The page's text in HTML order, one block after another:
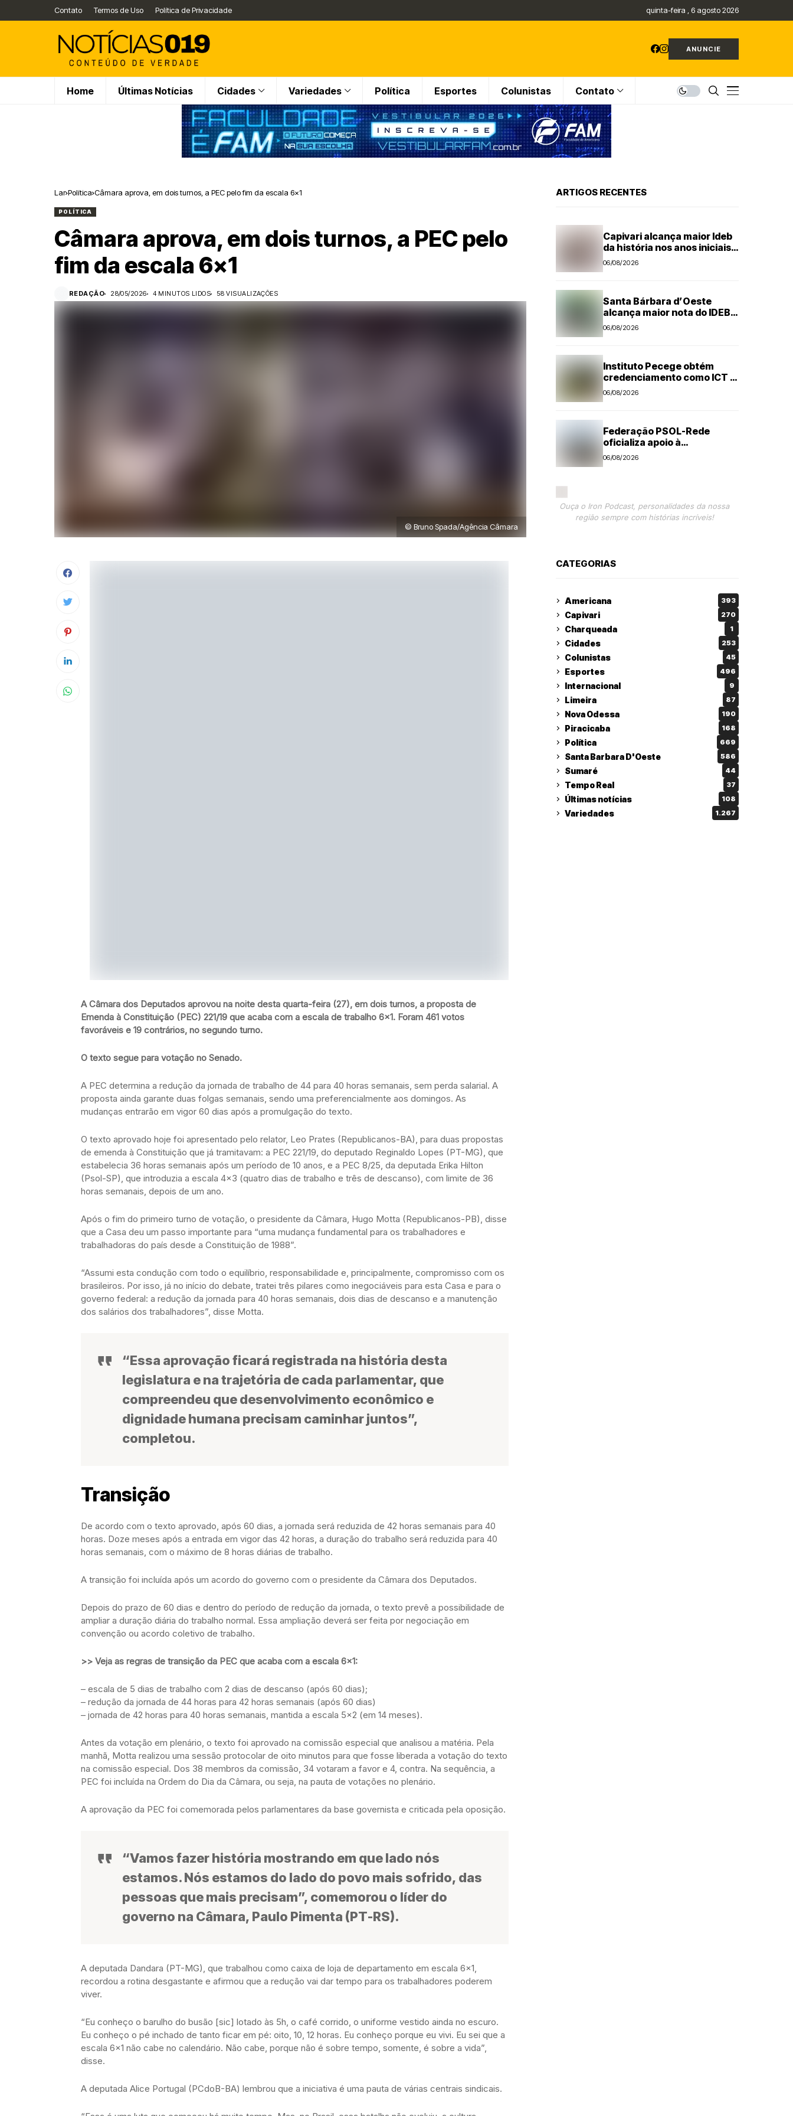
Contato Termos de Uso Política de Privacidade quinta-feira , 6 agosto 2026
ANUNCIE
Home Últimas Notícias Cidades Variedades Política Esportes Colunistas Contato
Lar Política Câmara aprova, em dois turnos, a PEC pelo fim da escala 6×1
POLÍTICA
Câmara aprova, em dois turnos, a PEC pelo
fim da escala 6×1
REDAÇÃO 28/05/2026 4 MINUTOS LIDOS 58 VISUALIZAÇÕES
© Bruno Spada/Agência Câmara
A Câmara dos Deputados aprovou na noite desta quarta-feira (27), em dois turnos, a proposta de
Emenda à Constituição (PEC) 221/19 que acaba com a escala de trabalho 6×1. Foram 461 votos
favoráveis e 19 contrários, no segundo turno.
O texto segue para votação no Senado.
A PEC determina a redução da jornada de trabalho de 44 para 40 horas semanais, sem perda salarial. A
proposta ainda garante duas folgas semanais, sendo uma preferencialmente aos domingos. As
mudanças entrarão em vigor 60 dias após a promulgação do texto.
O texto aprovado hoje foi apresentado pelo relator, Leo Prates (Republicanos-BA), para duas propostas
de emenda à Constituição que já tramitavam: a PEC 221/19, do deputado Reginaldo Lopes (PT-MG), que
estabelecia 36 horas semanais após um período de 10 anos, e a PEC 8/25, da deputada Erika Hilton
(Psol-SP), que introduzia a escala 4×3 (quatro dias de trabalho e três de descanso), com limite de 36
horas semanais, depois de um ano.
Após o fim do primeiro turno de votação, o presidente da Câmara, Hugo Motta (Republicanos-PB), disse
que a Casa deu um passo importante para “uma mudança fundamental para os trabalhadores e
trabalhadoras do país desde a Constituição de 1988”.
“Assumi esta condução com todo o equilíbrio, responsabilidade e, principalmente, compromisso com os
brasileiros. Por isso, já no início do debate, tratei três pilares como inegociáveis para esta Casa e para o
governo federal: a redução da jornada para 40 horas semanais, dois dias de descanso e a manutenção
dos salários dos trabalhadores”, disse Motta.
“Essa aprovação ficará registrada na história desta
legislatura e na trajetória de cada parlamentar, que
compreendeu que desenvolvimento econômico e
dignidade humana precisam caminhar juntos”,
completou.
Transição
De acordo com o texto aprovado, após 60 dias, a jornada será reduzida de 42 horas semanais para 40
horas. Doze meses após a entrada em vigor das 42 horas, a duração do trabalho será reduzida para 40
horas semanais, com o máximo de 8 horas diárias de trabalho.
A transição foi incluída após um acordo do governo com o presidente da Câmara dos Deputados.
Depois do prazo de 60 dias e dentro do período de redução da jornada, o texto prevê a possibilidade de
ampliar a duração diária do trabalho normal. Essa ampliação deverá ser feita por negociação em
convenção ou acordo coletivo de trabalho.
>> Veja as regras de transição da PEC que acaba com a escala 6×1:
– escala de 5 dias de trabalho com 2 dias de descanso (após 60 dias);
– redução da jornada de 44 horas para 42 horas semanais (após 60 dias)
– jornada de 42 horas para 40 horas semanais, mantida a escala 5×2 (em 14 meses).
Antes da votação em plenário, o texto foi aprovado na comissão especial que analisou a matéria. Pela
manhã, Motta realizou uma sessão protocolar de oito minutos para que fosse liberada a votação do texto
na comissão especial. Dos 38 membros da comissão, 34 votaram a favor e 4, contra. Na sequência, a
PEC foi incluída na Ordem do Dia da Câmara, ou seja, na pauta de votações no plenário.
A aprovação da PEC foi comemorada pelos parlamentares da base governista e criticada pela oposição.
“Vamos fazer história mostrando em que lado nós
estamos. Nós estamos do lado do povo mais sofrido, das
pessoas que mais precisam”, comemorou o líder do
governo na Câmara, Paulo Pimenta (PT-RS).
A deputada Dandara (PT-MG), que trabalhou como caixa de loja de departamento em escala 6×1,
recordou a rotina desgastante e afirmou que a redução vai dar tempo para os trabalhadores poderem
viver.
“Eu conheço o barulho do busão [sic] lotado às 5h, o café corrido, o uniforme vestido ainda no escuro.
Eu conheço o pé inchado de tanto ficar em pé: oito, 10, 12 horas. Eu conheço porque eu vivi. Eu sei que a
escala 6×1 não cabe no calendário. Não cabe, porque não é sobre tempo, somente, é sobre a vida”,
disse.
A deputada Alice Portugal (PCdoB-BA) lembrou que a iniciativa é uma pauta de várias centrais sindicais.
ARTIGOS RECENTES
Capivari alcança maior Ideb
da história nos anos iniciais;
todas as escolas avançam
06/08/2026
Santa Bárbara d’Oeste
alcança maior nota do IDEB
no período pós-pandemia
06/08/2026
Instituto Pecege obtém
credenciamento como ICT e
amplia atuação em pesquisa
e desenvolvimento
06/08/2026
Federação PSOL-Rede
oficializa apoio à
candidatura de Lula à
reeleição
06/08/2026
Ouça o Iron Podcast, personalidades da nossa
região sempre com histórias incríveis!
CATEGORIAS
Americana 393
Capivari 270
Charqueada 1
Cidades 253
Colunistas 45
Esportes 496
Internacional 9
Limeira 87
Nova Odessa 190
Piracicaba 168
Política 669
Santa Barbara D'Oeste 586
Sumaré 44
Tempo Real 37
Últimas notícias 108
Variedades 1.267